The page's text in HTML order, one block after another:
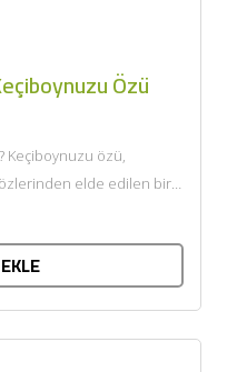
Özü
Keçiboynuzu özü,
elde edilen bir